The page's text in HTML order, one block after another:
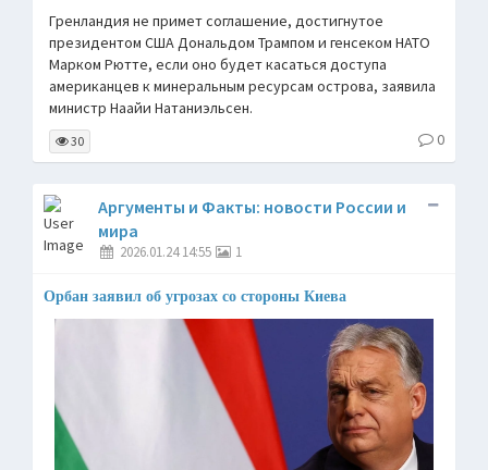
Гренландия не примет соглашение, достигнутое
президентом США Дональдом Трампом и генсеком НАТО
Марком Рютте, если оно будет касаться доступа
американцев к минеральным ресурсам острова, заявила
министр Наайи Натаниэльсен.
30 0
Аргументы и Факты: новости России и
мира
2026.01.24 14:55 1
Орбан заявил об угрозах со стороны Киева